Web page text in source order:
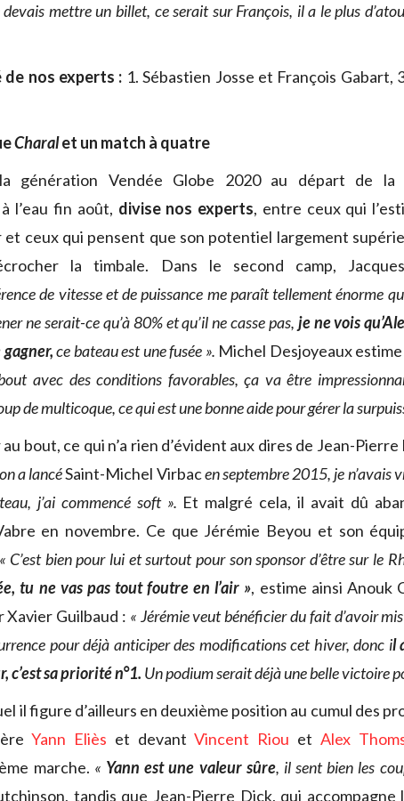
devais mettre un billet, ce serait sur François, il a le plus
de nos experts : 1. Sébastien Josse et François Gabart,
Charalet un match à quatre
génération Vendée Globe 2020 au départ de la
l’eau fin août, divise nos experts, entre ceux qui
et ceux qui pensent que son potentiel largement
la timbale. Dans le second camp,
de vitesse et de puissance me paraît tellement énorme
ne serait-ce qu’à 80% et qu’il ne casse pas, je ne vois
ce bateau est une fusée ». Michel Desjoyeaux
avec des conditions favorables, ça va être
de multicoque, ce qui est une bonne aide pour gérer la
bout, ce qui n’a rien d’évident aux dires de Jean-Pierre
a lancéSaint-Michel Virbacen septembre 2015, je n’avais
j’ai commencé soft ». Et malgré cela, il avait dû
en novembre. Ce que Jérémie Beyou et son
« C’est bien pour lui et surtout pour son sponsor d’être sur le
tu ne vas pas tout foutre en l’air », estime ainsi Anouk
Xavier Guilbaud : « Jérémie veut bénéficier du fait d’avoir
pour déjà anticiper des modifications cet hiver, donc il
sa priorité n°1. Un podium serait déjà une belle victoire
il figure d’ailleurs en deuxième position au cumul des
Yann Eliès et devantVincent Riou et Alex
marche. « Yann est une valeur sûre, il sent bien les
tandis que Jean-Pierre Dick, qui accompagne